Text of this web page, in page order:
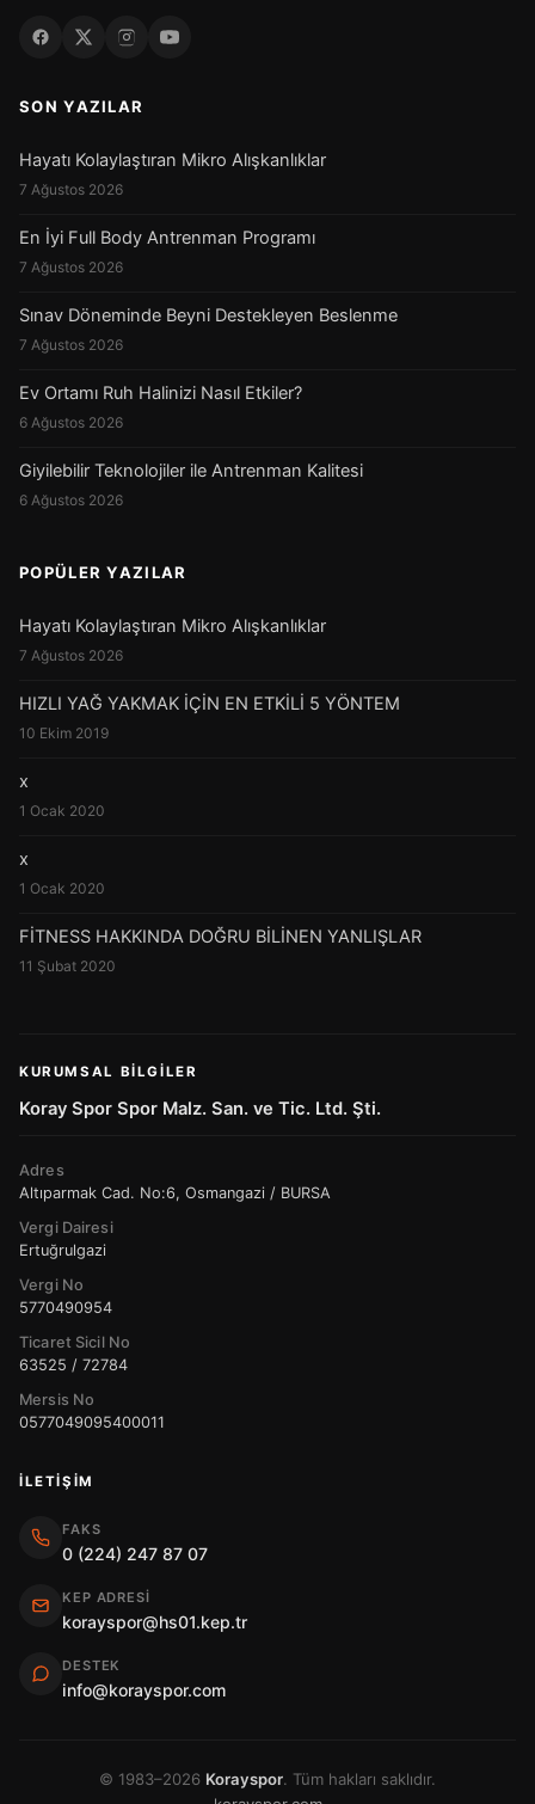
SON YAZILAR
Hayatı Kolaylaştıran Mikro Alışkanlıklar
7 Ağustos 2026
En İyi Full Body Antrenman Programı
7 Ağustos 2026
Sınav Döneminde Beyni Destekleyen Beslenme
7 Ağustos 2026
Ev Ortamı Ruh Halinizi Nasıl Etkiler?
6 Ağustos 2026
Giyilebilir Teknolojiler ile Antrenman Kalitesi
6 Ağustos 2026
POPÜLER YAZILAR
Hayatı Kolaylaştıran Mikro Alışkanlıklar
7 Ağustos 2026
HIZLI YAĞ YAKMAK İÇİN EN ETKİLİ 5 YÖNTEM
10 Ekim 2019
x
1 Ocak 2020
x
1 Ocak 2020
FİTNESS HAKKINDA DOĞRU BİLİNEN YANLIŞLAR
11 Şubat 2020
KURUMSAL BILGILER
Koray Spor Spor Malz. San. ve Tic. Ltd. Şti.
Adres
Altıparmak Cad. No:6, Osmangazi / BURSA
Vergi Dairesi
Ertuğrulgazi
Vergi No
5770490954
Ticaret Sicil No
63525 / 72784
Mersis No
0577049095400011
İLETIŞIM
FAKS
0 (224) 247 87 07
KEP ADRESI
korayspor@hs01.kep.tr
DESTEK
info@korayspor.com
© 1983–2026 Korayspor. Tüm hakları saklıdır.